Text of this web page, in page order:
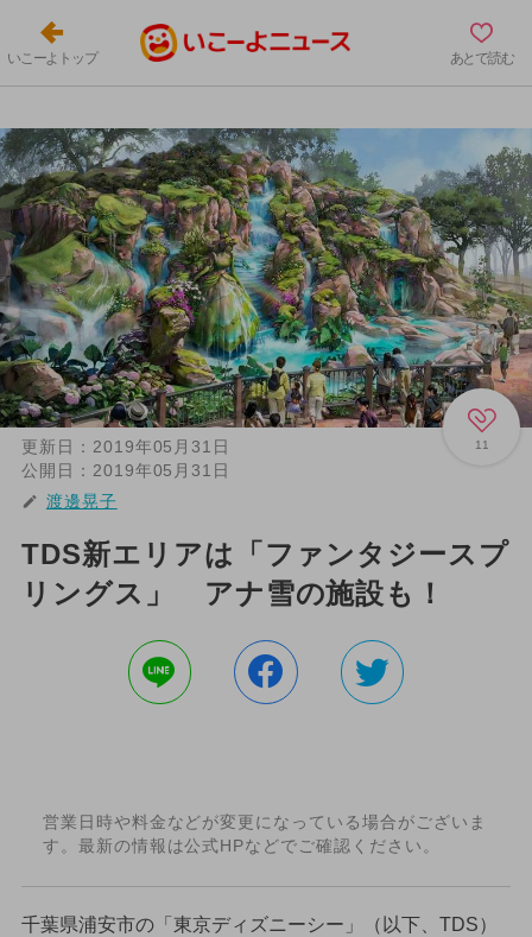
いこーよトップ あとで読む
11
更新日： 2019年05月31日
公開日： 2019年05月31日
渡邊晃子
TDS新エリアは「ファンタジースプ
リングス」 アナ雪の施設も！
営業日時や料金などが変更になっている場合がございま
す。最新の情報は公式HPなどでご確認ください。
千葉県浦安市の「東京ディズニーシー」（以下、TDS）